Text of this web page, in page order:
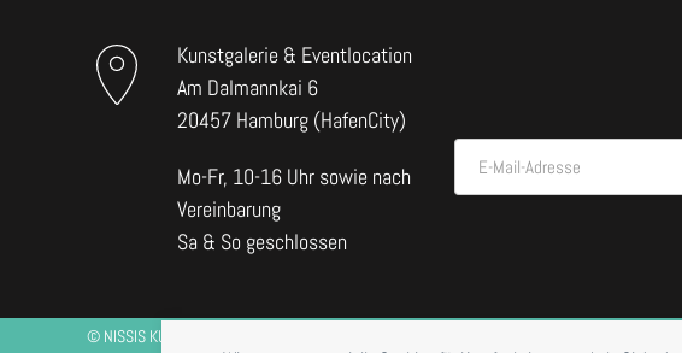
Kunstgalerie & Eventlocation
Am Dalmannkai 6
20457 Hamburg (HafenCity)
Mo-Fr, 10-16 Uhr sowie nach
Vereinbarung
Sa & So geschlossen
E-Mail-Adresse
© NISSIS KUNSTKANTINE